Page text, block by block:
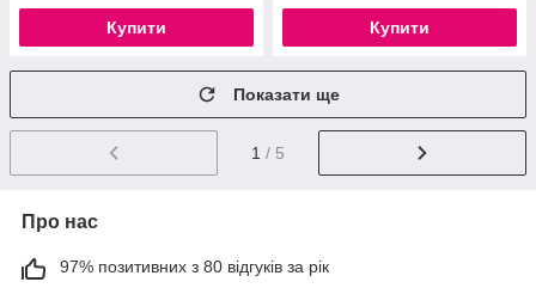
Купити Купити
Показати ще
1 / 5
Про нас
97% позитивних з 80 відгуків за рік